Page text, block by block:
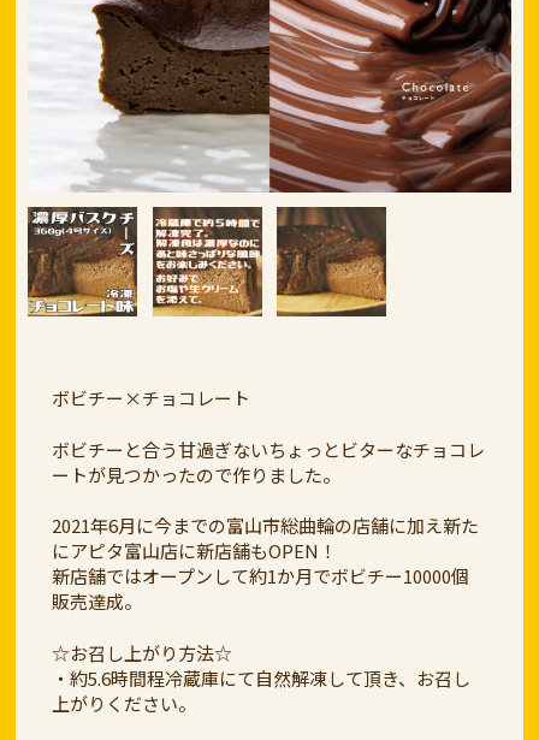
ボビチー×チョコレート
ボビチーと合う甘過ぎないちょっとビターなチョコレ
ートが見つかったので作りました。
2021年6月に今までの富山市総曲輪の店舗に加え新た
にアピタ富山店に新店舗もOPEN！
新店舗ではオープンして約1か月でボビチー10000個
販売達成。
☆お召し上がり方法☆
・約5.6時間程冷蔵庫にて自然解凍して頂き、お召し
上がりください。